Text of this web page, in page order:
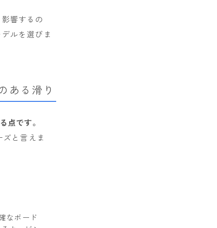
響するの
ルを選びま
ある滑り
です。
と言えま
なボード